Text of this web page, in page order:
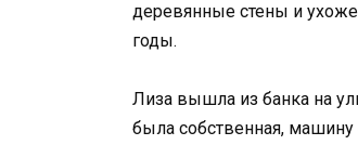
деревянные стены и
годы.
Лиза вышла из банка на
была собственная,